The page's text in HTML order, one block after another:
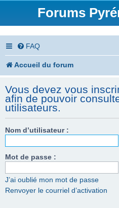
Forums
FAQ
Accueil du forum
Vous devez vous
afin de pouvoir
utilisateurs.
Nom d’utilisateur :
Mot de passe :
J’ai oublié mon mot de passe
Renvoyer le courriel d’activation